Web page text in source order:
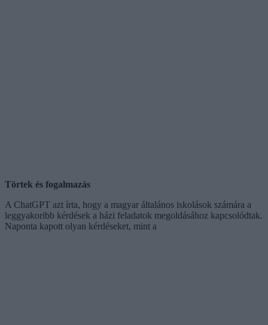
Törtek és fogalmazás
A ChatGPT azt írta, hogy a magyar általános iskolások számára a
leggyakoribb kérdések a házi feladatok megoldásához kapcsolódtak.
Naponta kapott olyan kérdéseket, mint a